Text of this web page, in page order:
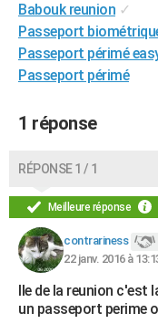
Carte de Noël
Carte Bonne année
Carte Saint-Valentin
Carte Pâques
Carte d'anniversaire
DICTIONNAIRE
Dictionnaire
Biographies
Citations
Expressions
Proverbes
PROGRAMME TV
S'inscrire
Se connecter
Lycées
Collèges
Primaires
Universités
Entreprises
Service militaire
Avis de recherche
AVIS DE DÉCÈS
FORUM
Bricolage
Lifestyle
Culture
Sport
Auto
Television
Voyage
Cinema
Babouk reunion ✓
Passeport
Passeport périmé
Passeport périmé
1 réponse
RÉPONSE 1 / 1
Meilleure réponse
contrariness
22 janv. 2016 à
Ile de la reunion c'est
un passeport perime